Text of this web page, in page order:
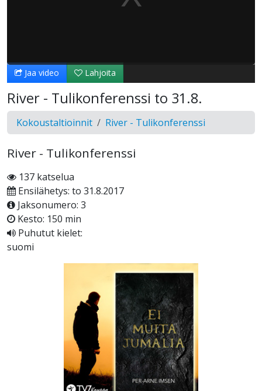
loading.
Jaa video Lahjoita
River - Tulikonferenssi to 31.8.
Kokoustaltioinnit River - Tulikonferenssi
River - Tulikonferenssi
137 katselua
Ensilähetys: to 31.8.2017
Jaksonumero: 3
Kesto: 150 min
Puhutut kielet:
suomi